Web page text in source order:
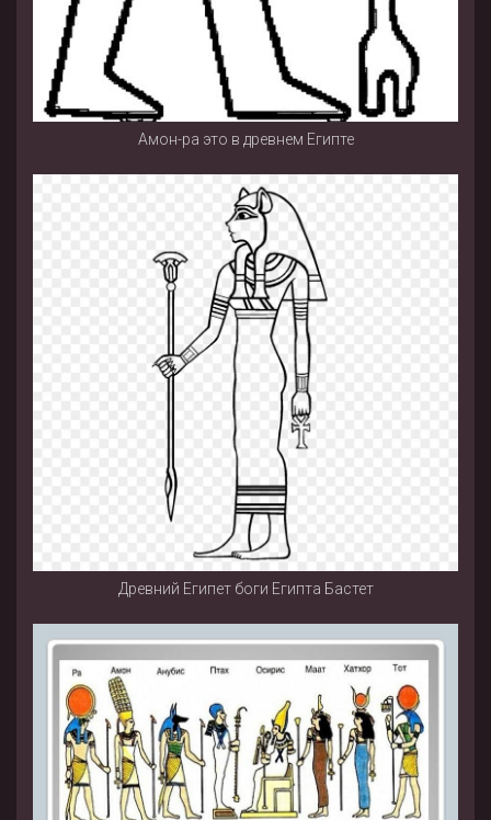
Амон-ра это в древнем Египте
Древний Египет боги Египта Бастет